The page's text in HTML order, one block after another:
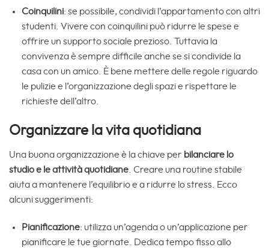
Coinquilini: se possibile, condividi l’appartamento con altri
studenti. Vivere con coinquilini può ridurre le spese e
offrire un supporto sociale prezioso. Tuttavia la
convivenza è sempre difficile anche se si condivide la
casa con un amico. È bene mettere delle regole riguardo
le pulizie e l’organizzazione degli spazi e rispettare le
richieste dell’altro.
Organizzare la vita quotidiana
Una buona organizzazione è la chiave per bilanciare lo
studio e le attività quotidiane . Creare una routine stabile
aiuta a mantenere l’equilibrio e a ridurre lo stress. Ecco
alcuni suggerimenti:
Pianificazione: utilizza un’agenda o un’applicazione per
pianificare le tue giornate. Dedica tempo fisso allo